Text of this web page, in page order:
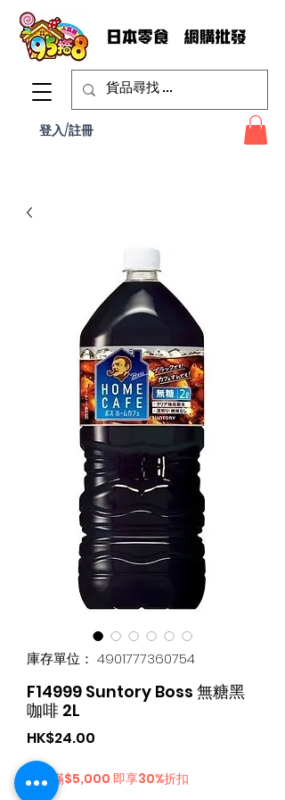
登入/註冊
庫存單位： 4901777360754
F14999 Suntory Boss 無糖黑
咖啡 2L
HK$24.00
購物滿$5,000 即享30%折扣